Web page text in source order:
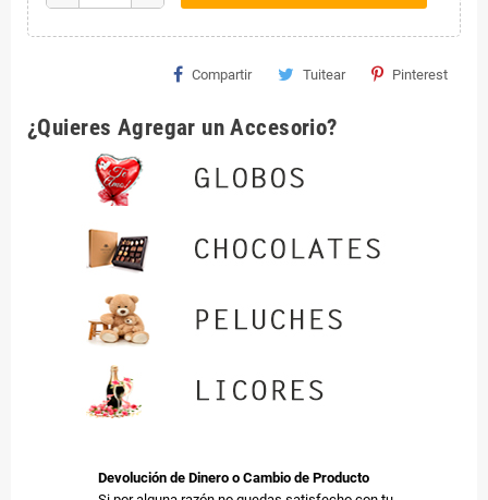
Compartir Tuitear Pinterest
¿Quieres Agregar un Accesorio?
Devolución de Dinero o Cambio de Producto